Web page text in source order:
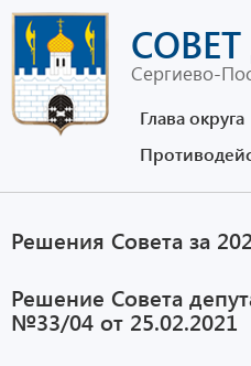
Сергиево-
Глава округа
Решения Совета за
Решение Совета
№33/04 от 25.02.2021